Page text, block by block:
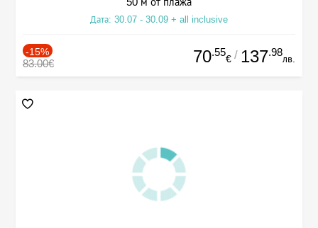
Дата: 30.07 - 30.09 + all inclusive
-15%
83.00€ 70.55
€ / 137.98
лв.